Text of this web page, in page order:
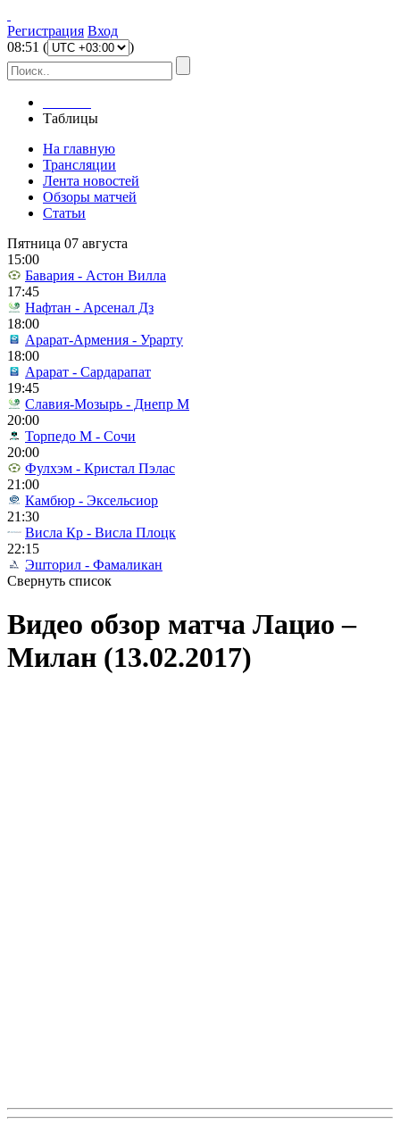
Регистрация Вход
08:51 ( )
Таблицы
На главную
Трансляции
Лента новостей
Обзоры матчей
Статьи
Пятница 07 августа
15:00
Бавария - Астон Вилла
17:45
Нафтан - Арсенал Дз
18:00
Арарат-Армения - Урарту
18:00
Арарат - Сардарапат
19:45
Славия-Мозырь - Днепр М
20:00
Торпедо М - Сочи
20:00
Фулхэм - Кристал Пэлас
21:00
Камбюр - Эксельсиор
21:30
Висла Кр - Висла Плоцк
22:15
Эшторил - Фамаликан
Свернуть список
Видео обзор матча Лацио –
Милан (13.02.2017)